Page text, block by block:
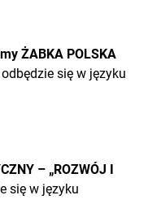
ŻABKA POLSKA
się w języku
– „ROZWÓJ I
się w języku